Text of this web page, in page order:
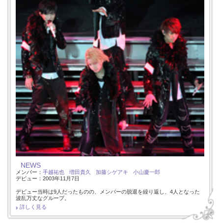
NEWS
メンバー： 手越祐也 増田貴久 加藤シゲアキ
小山慶一郎
デビュー：2003年11月7日
デビュー当時は9人だったものの、メンバーの脱退を繰り返し、4人となった
波乱万丈なグループ。
詳しく見る